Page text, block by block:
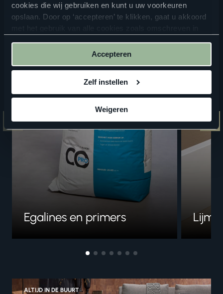
cookies die wij gebruiken en kunt u uw voorkeuren
opslaan. Door op ‘accepteren’ te klikken, gaat u akkoord
Accepteren
Zelf instellen
Weigeren
Egalines en primers
ALTIJD IN DE BUURT